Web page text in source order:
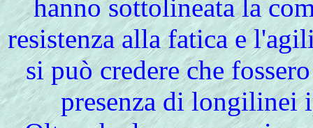
hanno sottolineata la
resistenza alla fatica e
si può credere che
presenza di longilinei